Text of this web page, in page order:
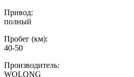
Привод:
полный
Пробег (км):
40-50
Производитель:
WOLONG